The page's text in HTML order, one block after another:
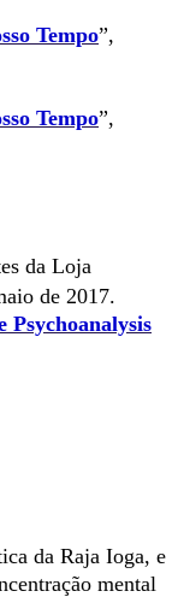
Tempo”,
Tempo”,
da Loja
de 2017.
Psychoanalysis
da Raja Ioga, e
mental